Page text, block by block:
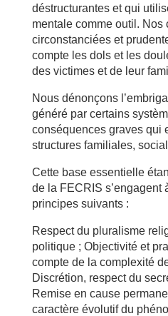
déstructurantes et qui
mentale comme outil. Nos
circonstanciées et
compte les dols et les
des victimes et de leur
Nous dénonçons
généré par certains
conséquences graves qui
structures familiales,
Cette base essentielle
de la FECRIS s’engagent
principes suivants :
Respect du pluralisme
politique ; Objectivité et
compte de la complexité
Discrétion, respect du
Remise en cause
caractère évolutif du